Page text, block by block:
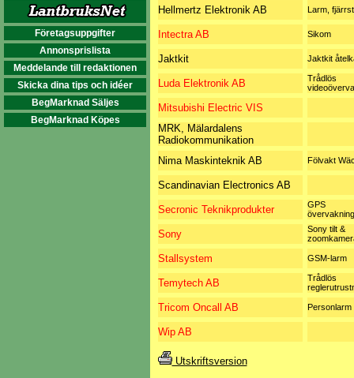
Företagsuppgifter
Annonsprislista
Meddelande till redaktionen
Skicka dina tips och idéer
BegMarknad Säljes
BegMarknad Köpes
Hellmertz Elektronik AB Larm,
Intectra AB Sikom
Jaktkit Jaktkit
Luda Elektronik AB
Trådlös
Mitsubishi Electric VIS
MRK, Mälardalens
Radiokommunikation
Nima Maskinteknik AB
Fölvakt
Scandinavian Electronics AB
Secronic Teknikprodukter
GPS
Sony
Sony tilt &
Stallsystem GSM-larm
Temytech AB
Trådlös
Tricom Oncall AB Personlarm
Wip AB
Utskriftsversion